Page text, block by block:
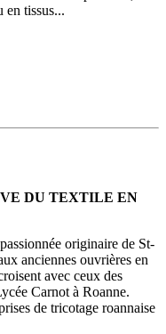
en tissus...
DU TEXTILE EN
originaire de St-
anciennes ouvrières en
avec ceux des
Carnot à Roanne.
de tricotage roannaise